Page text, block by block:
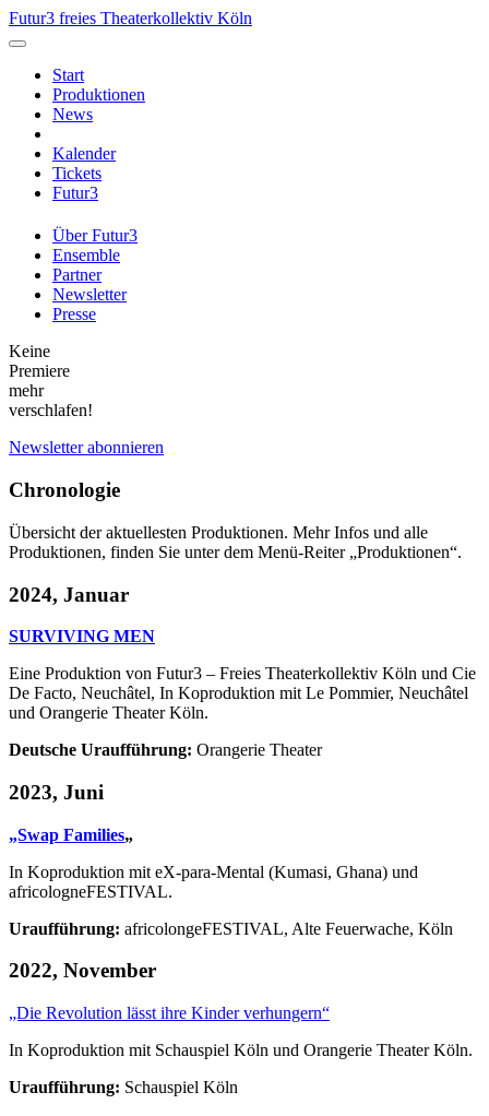
Futur3 freies Theaterkollektiv Köln
Start
Produktionen
News
Kalender
Tickets
Futur3
Über Futur3
Ensemble
Partner
Newsletter
Presse
Keine
Premiere
mehr
verschlafen!
Newsletter abonnieren
Chronologie
Übersicht der aktuellesten Produktionen. Mehr Infos und alle
Produktionen, finden Sie unter dem Menü-Reiter „Produktionen“.
2024, Januar
SURVIVING MEN
Eine Produktion von Futur3 – Freies Theaterkollektiv Köln und Cie
De Facto, Neuchâtel, In Koproduktion mit Le Pommier, Neuchâtel
und Orangerie Theater Köln.
Deutsche Uraufführung: Orangerie Theater
2023, Juni
„Swap Families„
In Koproduktion mit eX-para-Mental (Kumasi, Ghana) und
africologneFESTIVAL.
Uraufführung: africolongeFESTIVAL, Alte Feuerwache, Köln
2022, November
„Die Revolution lässt ihre Kinder verhungern“
In Koproduktion mit Schauspiel Köln und Orangerie Theater Köln.
Uraufführung: Schauspiel Köln